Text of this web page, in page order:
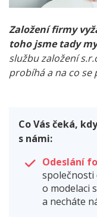
Založení firmy
toho jsme tady
službu založení
probíhá a na co se
Co Vás čeká,
s námi:
Odeslání
společnosti
o modelaci
a necháte